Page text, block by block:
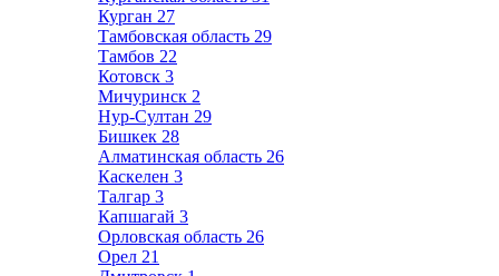
Курган 27
Тамбовская область 29
Тамбов 22
Котовск 3
Мичуринск 2
Нур-Султан 29
Бишкек 28
Алматинская область 26
Каскелен 3
Талгар 3
Капшагай 3
Орловская область 26
Орел 21